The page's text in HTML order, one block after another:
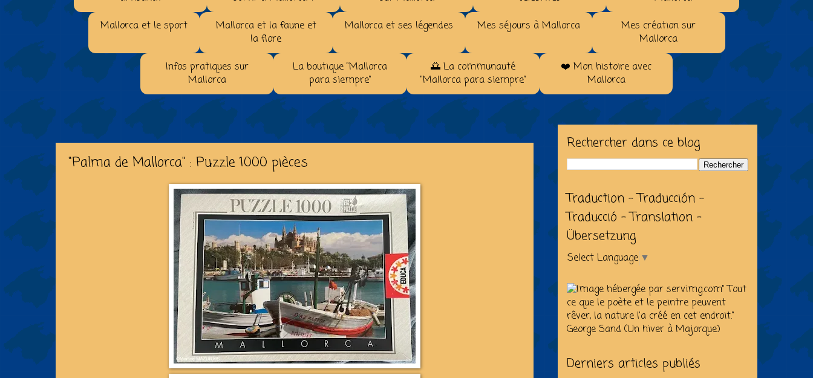
Mallorca et le sport
Mallorca et la faune et
la flore
Mallorca et ses légendes Mes séjours à Mallorca
Mes création sur
Mallorca
Infos pratiques sur
Mallorca
La boutique "Mallorca
para siempre"
🌅 La communauté
"Mallorca para siempre"
❤️ Mon histoire avec
Mallorca
"Palma de Mallorca" : Puzzle 1000 pièces
Rechercher dans ce blog
Traduction - Traducción -
Traducció - Translation -
Übersetzung
Select Language ▼
" Tout
ce que le poète et le peintre peuvent
rêver, la nature l'a créé en cet endroit."
George Sand (Un hiver à Majorque)
Derniers articles publiés